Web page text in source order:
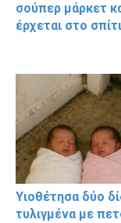
σούπερ μάρκετ
έρχεται στο
Υιοθέτησα δύο
τυλιγμένα με